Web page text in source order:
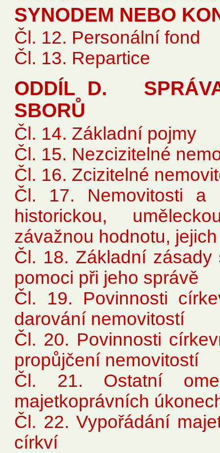
SYNODEM NEBO
Čl. 12. Personální fond
Čl. 13. Repartice
ODDÍL D. SPRÁVA
SBORŮ
Čl. 14. Základní pojmy
Čl. 15. Nezcizitelné
Čl. 16. Zcizitelné
Čl. 17. Nemovitosti a
historickou,
závažnou hodnotu,
Čl. 18. Základní
pomoci při jeho správě
Čl. 19. Povinnosti
darování nemovitostí
Čl. 20. Povinnosti
propůjčení nemovitostí
Čl. 21. Ostatní
majetkoprávních
Čl. 22. Vypořádání
církví